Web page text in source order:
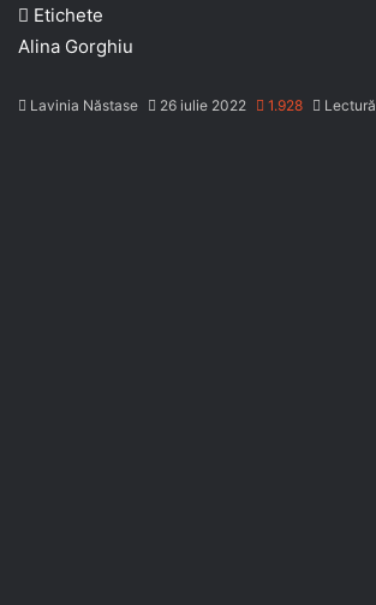
Etichete
Alina Gorghiu
Lavinia Năstase 26 iulie 2022 1.928